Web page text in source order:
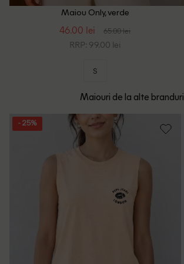
Maiou Only, verde
46.00 lei 65.00 lei
RRP: 99.00 lei
S
Maiouri de la alte branduri
- 25%